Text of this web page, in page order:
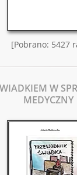
[Pobrano: 5427
W
MEDYCZNY